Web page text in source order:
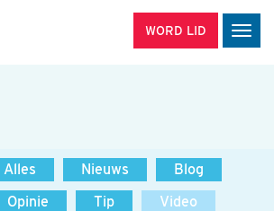
WORD LID
Alles Nieuws
Blog
Opinie Tip
Video